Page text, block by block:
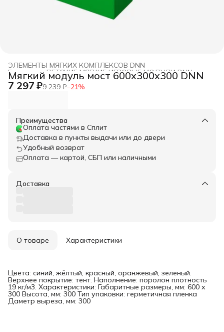
ЭЛЕМЕНТЫ МЯГКИХ КОМПЛЕКСОВ DNN
ДЕТСКИЕ МЯГКИЕ ИГРОВЫЕ МОДУЛИ DNN ›
Главная ›
Мягкий модуль мост 600x300x300 DNN
7 297 ₽9 239 ₽−21%
Преимущества
Оплата частями в Сплит
Доставка в пункты выдачи или до двери
Удобный возврат
Оплата — картой, СБП или наличными
Доставка
О товаре Характеристики
Цвета: синий, жёлтый, красный, оранжевый, зеленый.
Верхнее покрытие: тент. Наполнение: поролон плотность
19 кг/м3. Характеристики: Габаритные размеры, мм: 600 x
300 Высота, мм: 300 Тип упаковки: герметичная пленка
Даметр выреза, мм: 300